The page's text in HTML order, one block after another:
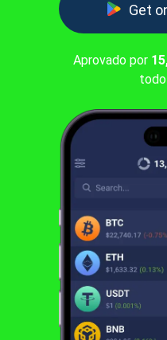
Get
Aprovado por